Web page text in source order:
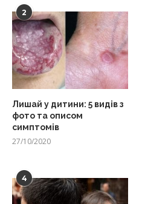
2
Лишай у дитини: 5 видів з
фото та описом
симптомів
27/10/2020
4